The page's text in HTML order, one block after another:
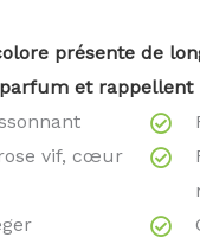
présente de
et rappellent
vif, cœur